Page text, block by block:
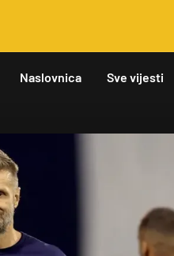
Naslovnica Sve vijesti